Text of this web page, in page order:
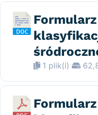
Formularz
1 plik(i)
Formularz